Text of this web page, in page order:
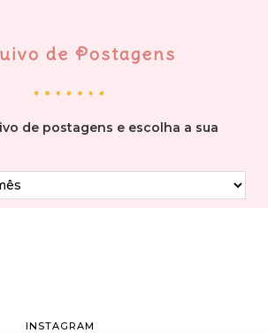
de Postagens
de postagens e escolha a sua
INSTAGRAM